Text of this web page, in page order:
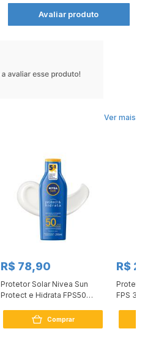
Avaliar produto
Ver mais
R$ 78,90
Protetor Solar Nivea Sun
Protect e Hidrata FPS50
Comprar
R$
FPS 30